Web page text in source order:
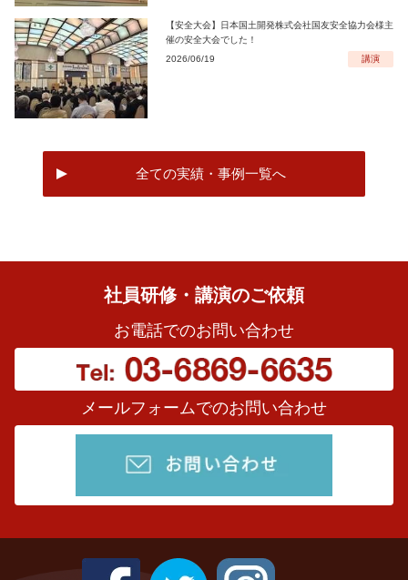
【安全大会】日本国土開発株式会社国友安全協力会様主
催の安全大会でした！
2026/06/19
講演
全ての実績・事例一覧へ
社員研修・講演のご依頼
お電話でのお問い合わせ
メールフォームでのお問い合わせ